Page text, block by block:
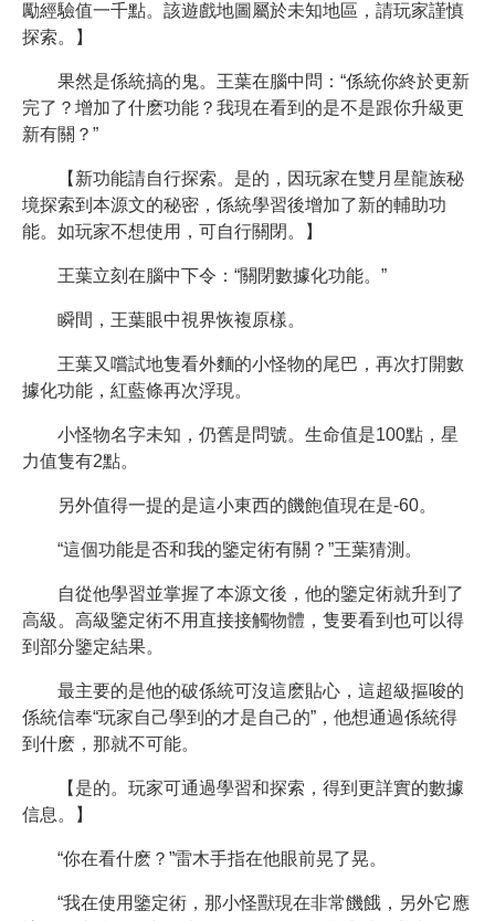
勵經驗值一千點。該遊戲地圖屬於未知地區，請玩家謹慎
探索。】
果然是係統搞的鬼。王葉在腦中問：“係統你終於更新
完了？增加了什麽功能？我現在看到的是不是跟你升級更
新有關？”
【新功能請自行探索。是的，因玩家在雙月星龍族秘
境探索到本源文的秘密，係統學習後增加了新的輔助功
能。如玩家不想使用，可自行關閉。】
王葉立刻在腦中下令：“關閉數據化功能。”
瞬間，王葉眼中視界恢複原樣。
王葉又嚐試地隻看外麵的小怪物的尾巴，再次打開數
據化功能，紅藍條再次浮現。
小怪物名字未知，仍舊是問號。生命值是100點，星
力值隻有2點。
另外值得一提的是這小東西的饑飽值現在是-60。
“這個功能是否和我的鑒定術有關？”王葉猜測。
自從他學習並掌握了本源文後，他的鑒定術就升到了
高級。高級鑒定術不用直接接觸物體，隻要看到也可以得
到部分鑒定結果。
最主要的是他的破係統可沒這麽貼心，這超級摳唆的
係統信奉“玩家自己學到的才是自己的”，他想通過係統得
到什麽，那就不可能。
【是的。玩家可通過學習和探索，得到更詳實的數據
信息。】
“你在看什麽？”雷木手指在他眼前晃了晃。
“我在使用鑒定術，那小怪獸現在非常饑餓，另外它應